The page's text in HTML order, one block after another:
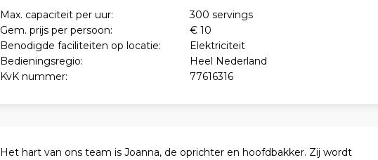
Max. capaciteit per uur:
300 servings
Gem. prijs per persoon:
€ 10
Benodigde faciliteiten op locatie:
Elektriciteit
Bedieningsregio:
Heel Nederland
KvK nummer:
77616316
Het hart van ons team is Joanna, de oprichter en hoofdbakker. Zij wordt